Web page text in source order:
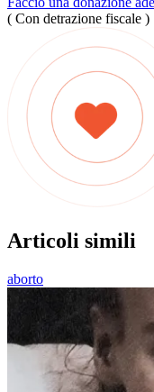
( Con detrazione fiscale )
Articoli simili
aborto